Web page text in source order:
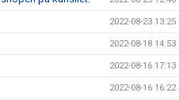
2022-08-23 13:25
2022-08-18 14:53
2022-08-16 17:13
2022-08-16 16:22